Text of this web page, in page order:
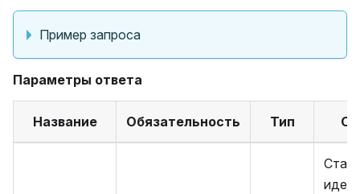
Пример запроса
Параметры ответа
Название Обязательность Тип